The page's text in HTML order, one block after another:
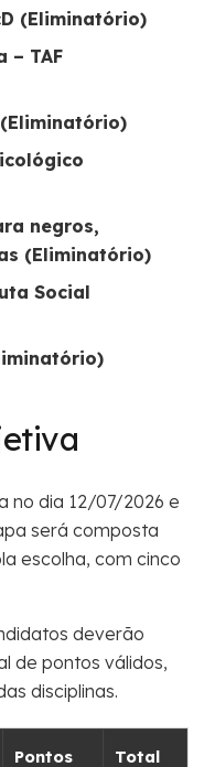
(Eliminatório)
– TAF
negros,
(Eliminatório)
Social
no dia 12/07/2026 e
será composta
escolha, com cinco
deverão
de pontos válidos,
disciplinas.
Pontos Total